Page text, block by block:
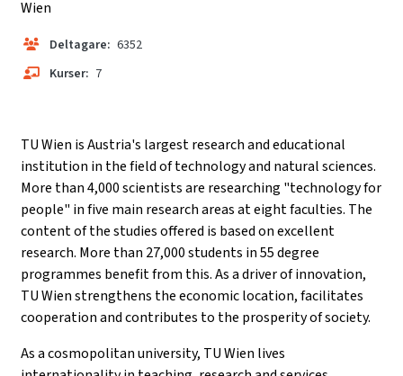
Wien
Deltagare: 6352
Kurser: 7
TU Wien is Austria's largest research and educational
institution in the field of technology and natural sciences.
More than 4,000 scientists are researching "technology for
people" in five main research areas at eight faculties. The
content of the studies offered is based on excellent
research. More than 27,000 students in 55 degree
programmes benefit from this. As a driver of innovation,
TU Wien strengthens the economic location, facilitates
cooperation and contributes to the prosperity of society.
As a cosmopolitan university, TU Wien lives